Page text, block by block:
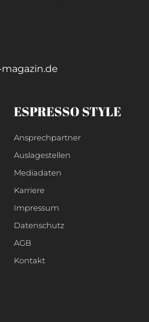
ESPRESSO STYLE
Ansprechpartner
Auslagestellen
Mediadaten
Karriere
Impressum
Datenschutz
AGB
Kontakt